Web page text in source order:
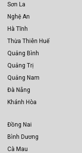
Sơn La
Nghệ An
Hà Tĩnh
Thừa Thiên Huế
Quảng Bình
Quảng Trị
Quảng Nam
Đà Nẵng
Khánh Hòa
Đồng Nai
Bình Dương
Cà Mau